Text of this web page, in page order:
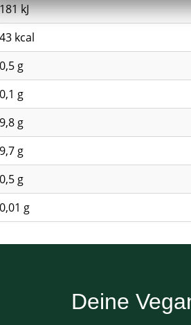
181 kJ
43 kcal
0,5 g
0,1 g
9,8 g
9,7 g
0,5 g
0,01 g
Deine